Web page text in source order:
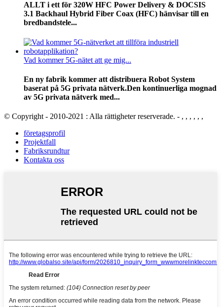
ALLT i ett för 320W HFC Power Delivery & DOCSIS
3.1 Backhaul Hybrid Fiber Coax (HFC) hänvisar till en
bredbandstele...
Vad kommer 5G-nätet att ge mig...
En ny fabrik kommer att distribuera Robot System
baserat på 5G privata nätverk.Den kontinuerliga mognad
av 5G privata nätverk med...
© Copyright - 2010-2021 : Alla rättigheter reserverade. - , , , , , ,
företagsprofil
Projektfall
Fabriksrundtur
Kontakta oss